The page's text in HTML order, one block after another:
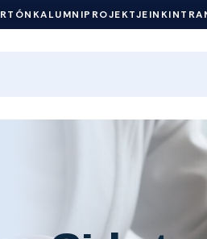
ALUMNIPROJEKTJEINK